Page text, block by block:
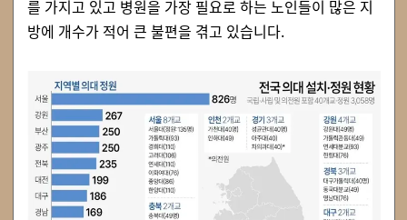
를 가지고 있고 병원을 가장 필요로 하는 노인들이 많은 지
방에 개수가 적어 큰 불편을 겪고 있습니다.